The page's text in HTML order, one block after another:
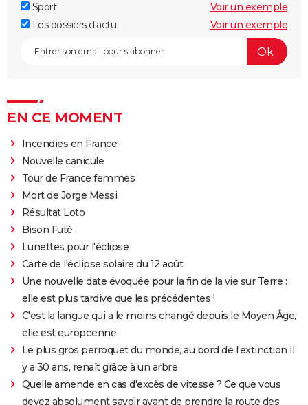
Sport
Voir un exemple
Les dossiers d'actu
Voir un exemple
EN CE MOMENT
Incendies en France
Nouvelle canicule
Tour de France femmes
Mort de Jorge Messi
Résultat Loto
Bison Futé
Lunettes pour l'éclipse
Carte de l'éclipse solaire du 12 août
Une nouvelle date évoquée pour la fin de la vie sur Terre :
elle est plus tardive que les précédentes !
C'est la langue qui a le moins changé depuis le Moyen Âge,
elle est européenne
Le plus gros perroquet du monde, au bord de l'extinction il
y a 30 ans, renaît grâce à un arbre
Quelle amende en cas d'excès de vitesse ? Ce que vous
devez absolument savoir avant de prendre la route des